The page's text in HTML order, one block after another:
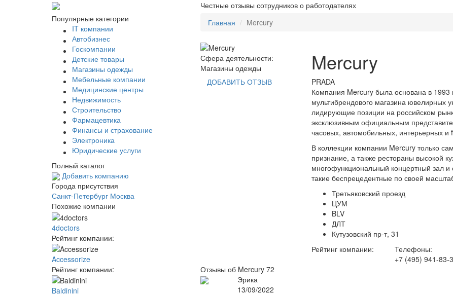
Честные отзывы сотрудников о работодателях
Популярные категории
IT компании
Автобизнес
Госкомпании
Детские товары
Магазины одежды
Мебельные компании
Медицинские центры
Недвижимость
Строительство
Фармацевтика
Финансы и страхование
Электроника
Юридические услуги
Полный каталог
Добавить компанию
Города присутствия
Санкт-Петербург Москва
Похожие компании
4doctors
Рейтинг компании:
Accessorize
Рейтинг компании:
Baldinini
Главная Mercury
Сфера деятельности:
Магазины одежды
ДОБАВИТЬ ОТЗЫВ
Mercury
PRADA
Компания Mercury была основана в
мультибрендового магазина ювелирных
лидирующие позиции на российском
эксклюзивным официальным
часовых, автомобильных, интерьерных и
В коллекции компании Mercury только
признание, а также рестораны высокой
многофункциональный концертный зал
такие беспрецедентные по своей
Третьяковский проезд
ЦУМ
BLV
ДЛТ
Кутузовский пр-т, 31
Рейтинг компании:
Телефоны:
+7 (495) 941-83-
Отзывы об Mercury 72
Эрика
13/09/2022